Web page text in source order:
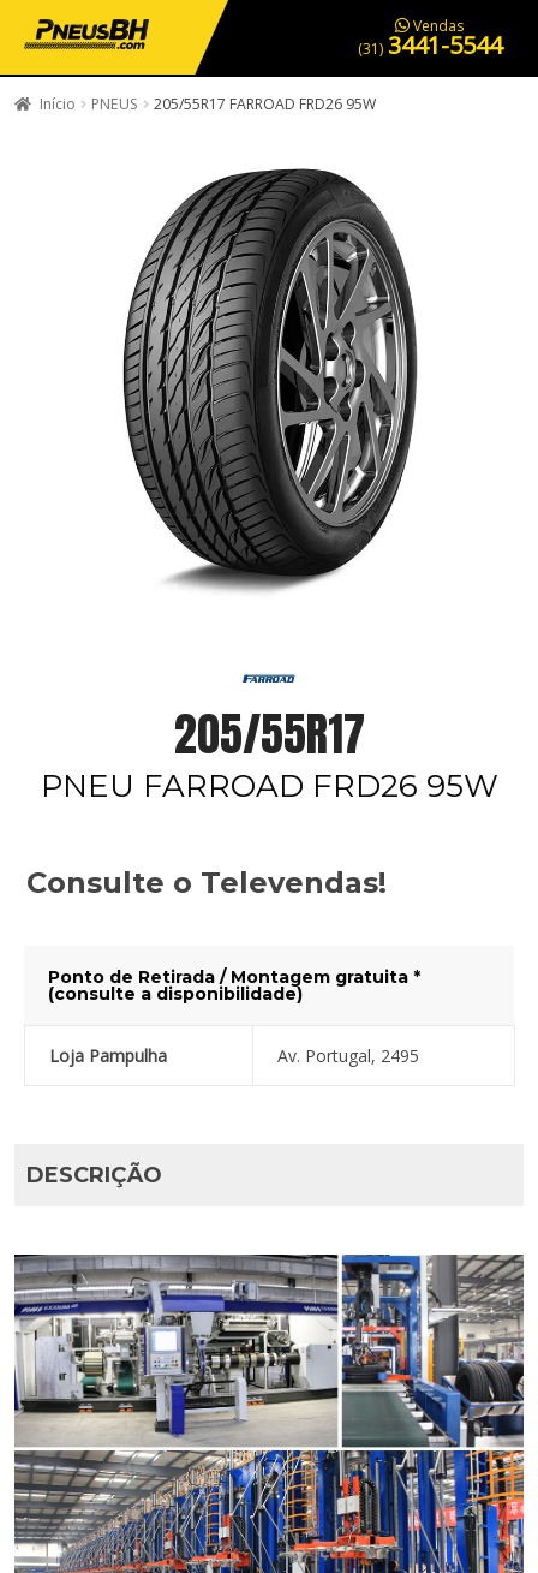
PNEUS EM OFERTA SERVIÇOS AUTOMOTIVOS NOSSA LOJA
Vendas
(31) 3441-5544
Início PNEUS 205/55R17 FARROAD FRD26 95W
205/55R17
PNEU FARROAD FRD26 95W
Consulte o Televendas!
Ponto de Retirada / Montagem gratuita *
(consulte a disponibilidade)
Loja Pampulha Av. Portugal, 2495
DESCRIÇÃO